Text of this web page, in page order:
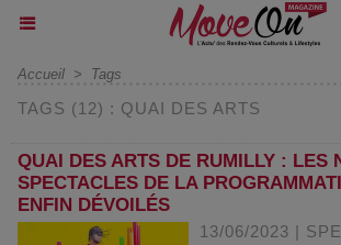
Accueil > Tags
TAGS (12) : QUAI DES ARTS
QUAI DES ARTS DE RUMILLY : LES
SPECTACLES DE LA
ENFIN DÉVOILÉS
13/06/2023 |